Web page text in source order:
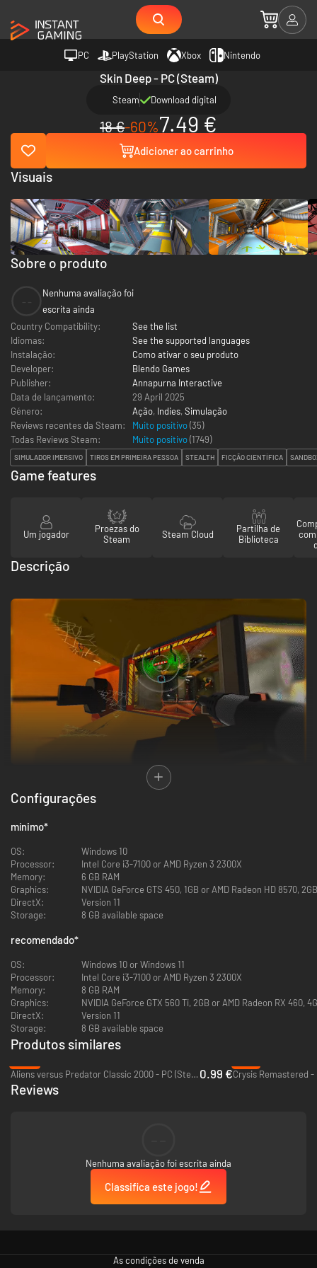
PC PlayStation Xbox Nintendo
Skin Deep - PC (Steam)
Steam Download digital
18 €-60%7.49 €
Adicioner ao carrinho
Sobre o produto
Nenhuma avaliação foi
escrita ainda
Country Compatibility:
See the list
Idiomas:
See the supported languages
Instalação:
Como ativar o seu produto
Developer:
Blendo Games
Publisher:
Annapurna Interactive
Data de lançamento:
29 April 2025
Género:
Ação, Indies, Simulação
Reviews recentes da Steam:
Muito positivo(35)
Todas Reviews Steam:
Muito positivo(1749)
SIMULADOR IMERSIVO TIROS EM PRIMEIRA PESSOA STEALTH FICÇÃO CIENTÍFICA
Visuais
Game features
Um jogador
Proezas do
Steam
Steam Cloud
Partilha de
Biblioteca
Descrição
Skin Deep é um jogo de tiro em primeira pessoa imersivo com espirros e
coisas que ficam presas nos pés. Percorra uma nave estelar não linear e
se esgueire, subverta e sabote para sobreviver nesta caixa de areia
UMA APÓLICE DE SEGURO AMBULANTE E FALANTE
Quando as seguradoras querem manter seus objetos de valor a salvo, elas
congelam você e colocam dentro das suas naves de carga.
E quando piratas espaciais abordam a nave e acionam o alarme
silencioso, você descongela, respira fundo e resolve a situação.
Configurações
mínimo*
OS:
Windows 10
Processor:
Intel Core i3-7100 or AMD Ryzen 3 2300X
Memory:
6 GB RAM
Graphics:
NVIDIA GeForce GTS 450, 1GB or AMD Radeon HD 8570,
DirectX:
Version 11
Storage:
8 GB available space
recomendado*
OS:
Windows 10 or Windows 11
Processor:
Intel Core i3-7100 or AMD Ryzen 3 2300X
Memory:
8 GB RAM
Graphics:
NVIDIA GeForce GTX 560 Ti, 2GB or AMD Radeon RX 460,
DirectX:
Version 11
Storage:
8 GB available space
Produtos similares
Aliens versus Predator Classic 2000 - PC (Steam) 0.99 €Crysis Remastered -
Reviews
Nenhuma avaliação foi escrita ainda
Classifica este jogo!
As condições de venda